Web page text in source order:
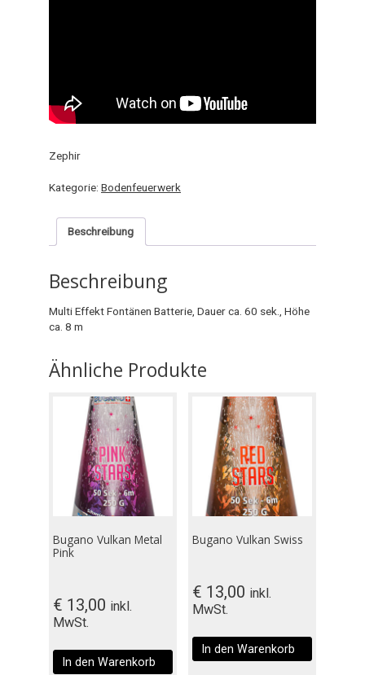
Zephir
Kategorie: Bodenfeuerwerk
Beschreibung
Beschreibung
Multi Effekt Fontänen Batterie, Dauer ca. 60 sek., Höhe
ca. 8 m
Ähnliche Produkte
Bugano Vulkan Metal
Pink
€ 13,00 inkl.
MwSt.
In den Warenkorb
Bugano Vulkan Swiss
€ 13,00 inkl.
MwSt.
In den Warenkorb